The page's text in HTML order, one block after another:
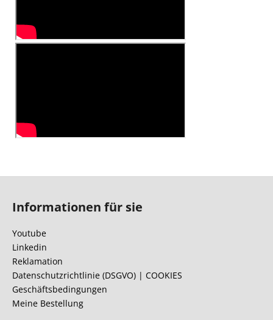
Informationen für sie
Youtube
Linkedin
Reklamation
Datenschutzrichtlinie (DSGVO) | COOKIES
Geschäftsbedingungen
Meine Bestellung